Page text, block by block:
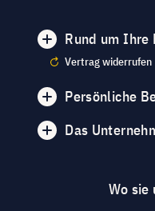
Rund um Ihre
Vertrag widerrufen
Persönliche
Das
Wo sie